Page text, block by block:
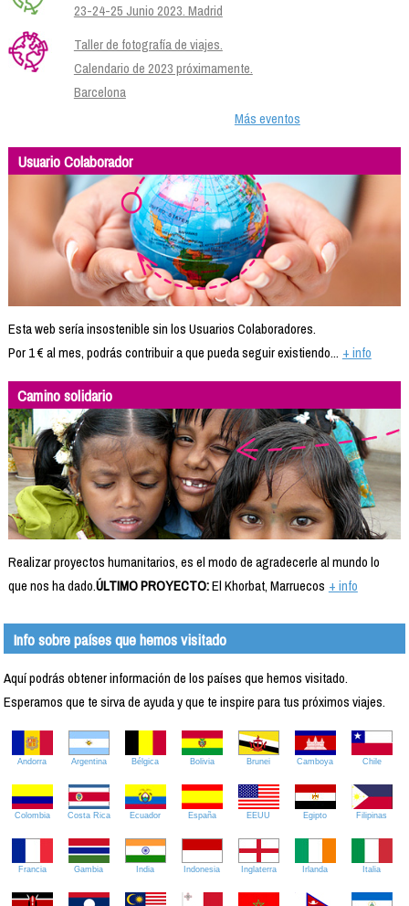
23-24-25 Junio 2023. Madrid
Taller de fotografía de viajes.
Calendario de 2023 próximamente.
Barcelona
Más eventos
Usuario Colaborador
Esta web sería insostenible sin los Usuarios Colaboradores.
Por 1 € al mes, podrás contribuir a que pueda seguir existiendo... + info
Camino solidario
Realizar proyectos humanitarios, es el modo de agradecerle al mundo lo
que nos ha dado.ÚLTIMO PROYECTO:El Khorbat, Marruecos + info
Info sobre países que hemos visitado
Aquí podrás obtener información de los países que hemos visitado.
Esperamos que te sirva de ayuda y que te inspire para tus próximos viajes.
Andorra Argentina Bélgica Bolivia Brunei Camboya Chile
Colombia Costa Rica Ecuador España EEUU Egipto Filipinas
Francia Gambia India Indonesia Inglaterra Irlanda Italia